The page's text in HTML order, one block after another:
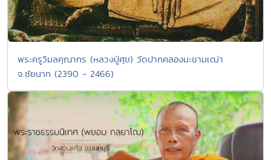
พระครูวิมลคุณากร (หลวงปู่ศุข) วัดปากคลองมะขามเฒ่า
จ.ชัยนาท (2390 - 2466)